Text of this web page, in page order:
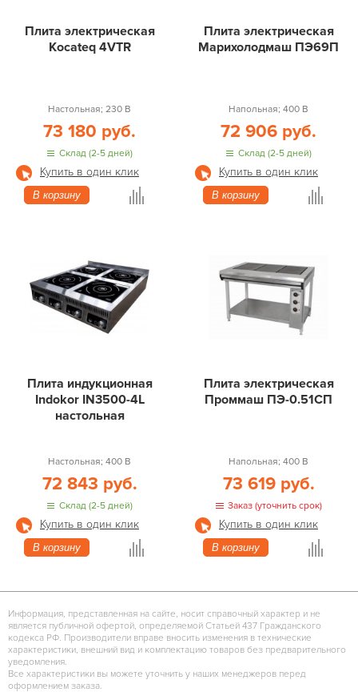
Плита электрическая
Kocateq 4VTR
Настольная; 230 В
73 180 руб.
Склад (2-5 дней)
Купить в один клик
В корзину
Плита электрическая
Марихолодмаш ПЭ69П
Напольная; 400 В
72 906 руб.
Склад (2-5 дней)
Купить в один клик
В корзину
Плита индукционная
Indokor IN3500-4L
настольная
Настольная; 400 В
72 843 руб.
Склад (2-5 дней)
Купить в один клик
В корзину
Плита электрическая
Проммаш ПЭ-0.51СП
Напольная; 400 В
73 619 руб.
Заказ (уточнить срок)
Купить в один клик
В корзину
Информация, представленная на сайте, носит справочный характер и не
является публичной офертой, определяемой Статьей 437 Гражданского
кодекса РФ. Производители вправе вносить изменения в технические
характеристики, внешний вид и комплектацию товаров без предварительного
уведомления.
Все характеристики вы можете уточнить у наших менеджеров перед
оформлением заказа.